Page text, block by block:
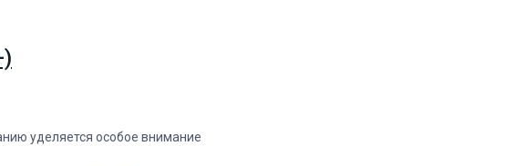
уделяется особое внимание